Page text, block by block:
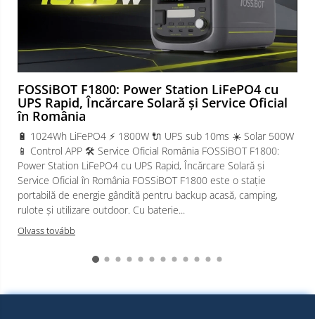
FOSSiBOT F1800: Power Station LiFePO4 cu
UPS Rapid, Încărcare Solară și Service Oficial
în România
🔋 1024Wh LiFePO4 ⚡ 1800W 🔌 UPS sub 10ms ☀️ Solar 500W
📱 Control APP 🛠️ Service Oficial România FOSSiBOT F1800:
Power Station LiFePO4 cu UPS Rapid, Încărcare Solară și
Service Oficial în România FOSSiBOT F1800 este o stație
portabilă de energie gândită pentru backup acasă, camping,
rulote și utilizare outdoor. Cu baterie...
Olvass tovább